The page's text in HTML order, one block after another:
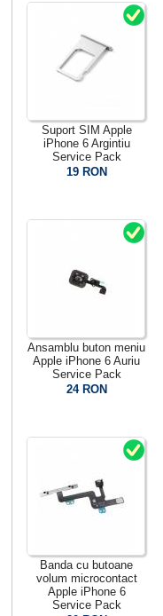
Suport SIM Apple
iPhone 6 Argintiu
Service Pack
19 RON
Ansamblu buton meniu
Apple iPhone 6 Auriu
Service Pack
24 RON
Banda cu butoane
volum microcontact
Apple iPhone 6
Service Pack